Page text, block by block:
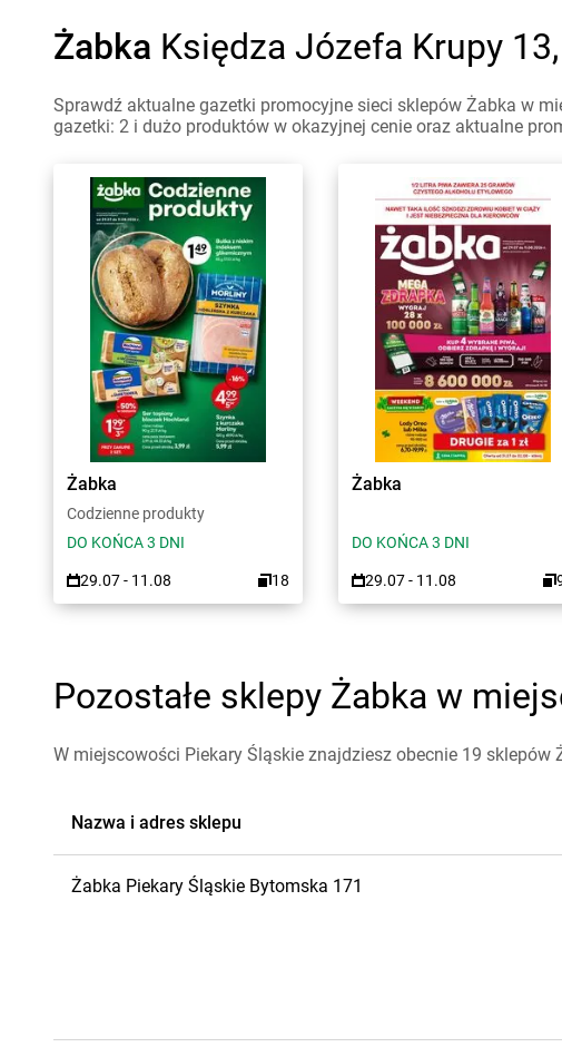
Żabka Księdza Józefa Krupy
Sprawdź aktualne gazetki promocyjne sieci sklepów Żabka w
gazetki: 2 i dużo produktów w okazyjnej cenie oraz aktualne
Żabka
Codzienne produkty
DO KOŃCA 3 DNI
29.07 - 11.08 18
Żabka
DO KOŃCA 3 DNI
29.07 - 11.08
Pozostałe sklepy Żabka w
W miejscowości Piekary Śląskie znajdziesz obecnie 19 sklepów
Nazwa i adres sklepu
Żabka Piekary Śląskie Bytomska 171